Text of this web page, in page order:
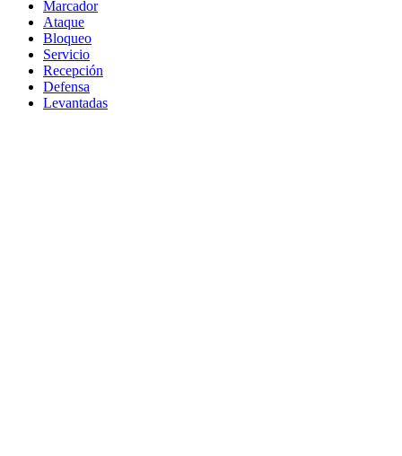
Marcador
Ataque
Bloqueo
Servicio
Recepción
Defensa
Levantadas